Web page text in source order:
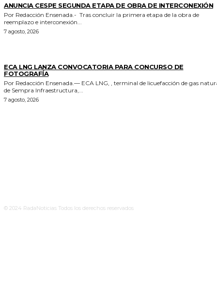
ANUNCIA CESPE SEGUNDA ETAPA DE OBRA DE INTERCONEXIÓN
Por Redacción Ensenada.- Tras concluir la primera etapa de la obra de
reemplazo e interconexión...
7 agosto, 2026
ECA LNG LANZA CONVOCATORIA PARA CONCURSO DE
FOTOGRAFÍA
Por Redacción Ensenada.— ECA LNG, , terminal de licuefacción de gas natural
de Sempra Infraestructura,...
7 agosto, 2026
© 2024 RadaNoticias Todos los derechos reservados